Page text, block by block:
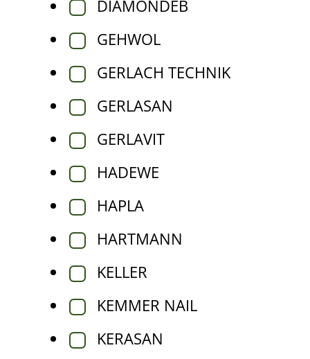
DIAMONDEB
GEHWOL
GERLACH TECHNIK
GERLASAN
GERLAVIT
HADEWE
HAPLA
HARTMANN
KELLER
KEMMER NAIL
KERASAN